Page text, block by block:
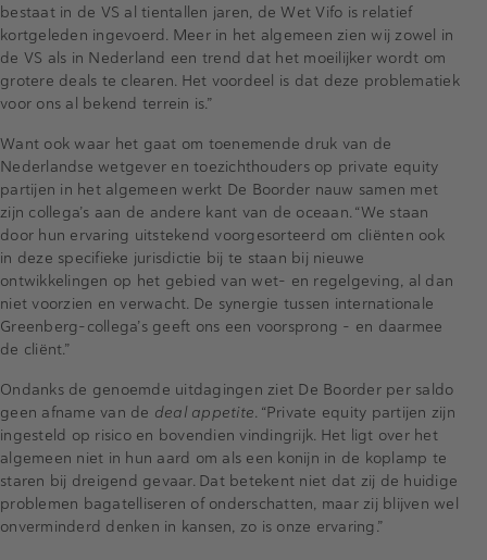
bestaat in de VS al tientallen jaren, de Wet Vifo is relatief
kortgeleden ingevoerd. Meer in het algemeen zien wij zowel in
de VS als in Nederland een trend dat het moeilijker wordt om
grotere deals te clearen. Het voordeel is dat deze problematiek
voor ons al bekend terrein is.”
Want ook waar het gaat om toenemende druk van de
Nederlandse wetgever en toezichthouders op private equity
partijen in het algemeen werkt De Boorder nauw samen met
zijn collega’s aan de andere kant van de oceaan. “We staan
door hun ervaring uitstekend voorgesorteerd om cliënten ook
in deze specifieke jurisdictie bij te staan bij nieuwe
ontwikkelingen op het gebied van wet- en regelgeving, al dan
niet voorzien en verwacht. De synergie tussen internationale
Greenberg-collega’s geeft ons een voorsprong – en daarmee
de cliënt.”
Ondanks de genoemde uitdagingen ziet De Boorder per saldo
geen afname van de deal appetite . “Private equity partijen zijn
ingesteld op risico en bovendien vindingrijk. Het ligt over het
algemeen niet in hun aard om als een konijn in de koplamp te
staren bij dreigend gevaar. Dat betekent niet dat zij de huidige
problemen bagatelliseren of onderschatten, maar zij blijven wel
onverminderd denken in kansen, zo is onze ervaring.”